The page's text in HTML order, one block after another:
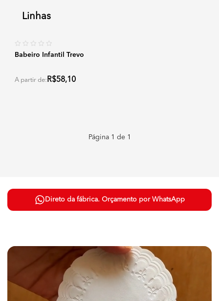
Linhas
Babeiro Infantil Trevo
A partir de: R$58,10
Página 1 de 1
Direto da fábrica. Orçamento por WhatsApp